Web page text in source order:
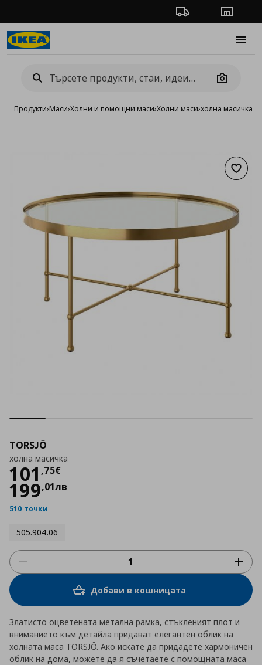
Проследяване на
Camera
Продукти›Маси›Холни и помощни маси›Холни маси›холна масичка
TORSJÖ
холна масичка
101 ,75€
Цена
199,01лв
510 точки
505.904.06
Добави в кошницата
Златисто оцветената метална рамка, стъкленият плот и
вниманието към детайла придават елегантен облик на
холната маса TORSJÖ. Ако искате да придадете хармоничен
облик на дома, можете да я съчетаете с помощната маса